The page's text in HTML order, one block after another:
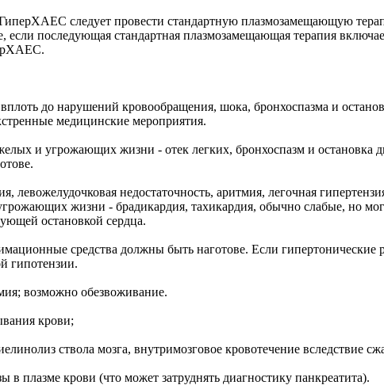
следует провести стандартную плазмозамещающую
если последующая стандартная плазмозамещающая терапия
до нарушений кровообращения, шока, бронхоспазма и
медицинские мероприятия.
и угрожающих жизни - отек легких, бронхоспазм и остановка
левожелудочковая недостаточность, аритмия, легочная
жизни - брадикардия, тахикардия, обычно слабые, но
остановкой сердца.
средства должны быть наготове. Если гипертонические
гипотензии.
возможно обезвоживание.
крови;
ствола мозга, внутримозговое кровотечение вследствие
плазме крови (что может затруднять диагностику панкреатита).